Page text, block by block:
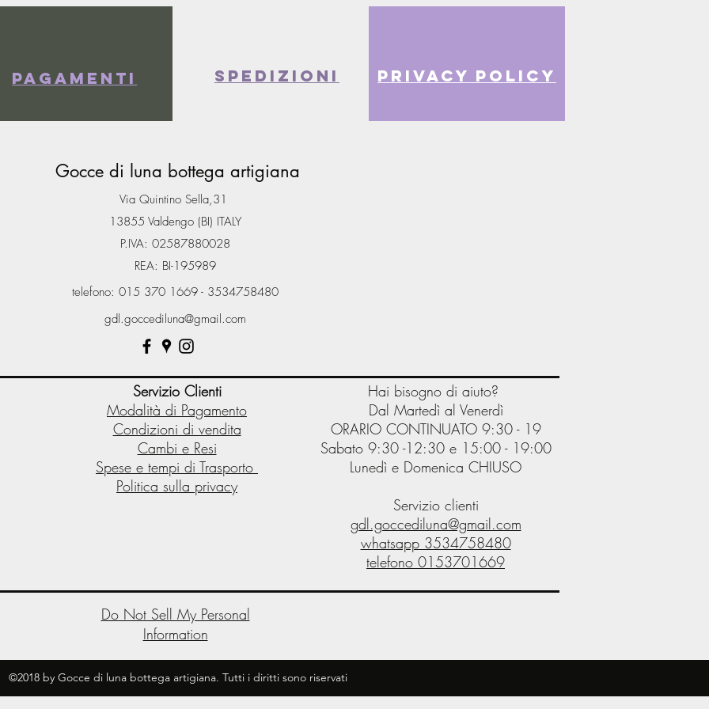
Pagamenti privacy policy
spedizioni
Gocce di luna bottega artigiana
Via Quintino Sella,31
13855 Valdengo (BI) ITALY
P.IVA: 02587880028
REA: BI-195989
telefono: 015 370 1669 - 3534758480
gdl.goccediluna@gmail.com
Servizio Clienti
Modalità di Pagamento
Condizioni di vendita
Cambi e Resi
Spese e tempi di Trasporto
Politica sulla privacy
Hai bisogno di aiuto?
Dal Martedì al Venerdì
ORARIO CONTINUATO 9:30 - 19
Sabato 9:30 -12:30 e 15:00 - 19:00
Lunedì e Domenica CHIUSO
Servizio clienti
gdl.goccediluna@gmail.com
whatsapp 3534758480
telefono 0153701669
Do Not Sell My Personal
Information
©2018 by Gocce di luna bottega artigiana. Tutti i diritti sono riservati